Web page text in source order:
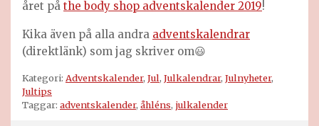
året på the body shop adventskalender 2019!
Kika även på alla andra adventskalendrar
(direktlänk) som jag skriver om😃
Kategori: Adventskalender, Jul, Julkalendrar, Julnyheter,
Jultips
Taggar: adventskalender, åhléns, julkalender